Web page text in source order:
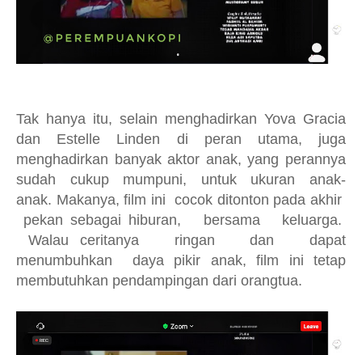
Tak hanya itu, selain menghadirkan Yova Gracia
dan Estelle Linden di peran utama, juga
menghadirkan banyak aktor anak, yang perannya
sudah cukup mumpuni, untuk ukuran anak-
anak. Makanya, film ini cocok ditonton pada akhir
pekan sebagai hiburan, bersama keluarga.
Walau ceritanya ringan dan dapat
menumbuhkan daya pikir anak, film ini tetap
membutuhkan pendampingan dari orangtua.